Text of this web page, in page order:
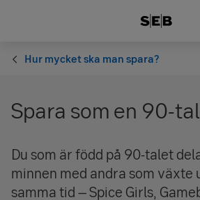
Hur mycket ska man spara?
Spara som en 90-
Du som är född på 90-talet
minnen med andra som växte
samma tid – Spice Girls,